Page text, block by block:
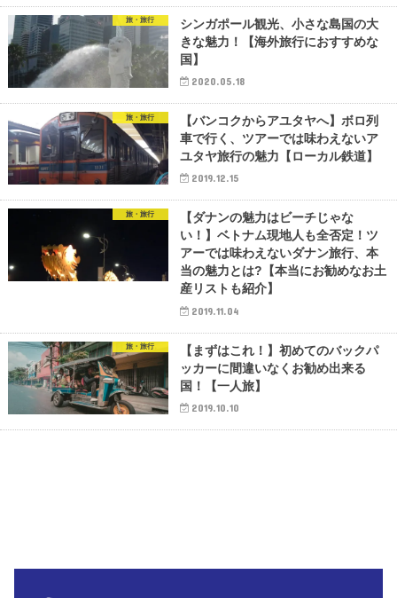
旅・旅行
シンガポール観光、小さな島国の大
きな魅力！【海外旅行におすすめな
国】
2020.05.18
旅・旅行
【バンコクからアユタヤへ】ボロ列
車で行く、ツアーでは味わえないア
ユタヤ旅行の魅力【ローカル鉄道】
2019.12.15
旅・旅行
【ダナンの魅力はビーチじゃな
い！】ベトナム現地人も全否定！ツ
アーでは味わえないダナン旅行、本
当の魅力とは?【本当にお勧めなお土
産リストも紹介】
2019.11.04
旅・旅行
【まずはこれ！】初めてのバックパ
ッカーに間違いなくお勧め出来る
国！【一人旅】
2019.10.10